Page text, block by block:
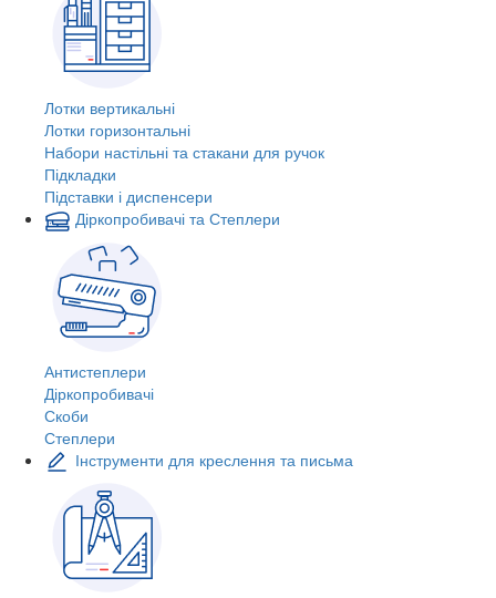
Лотки вертикальні
Лотки горизонтальні
Набори настільні та стакани для ручок
Підкладки
Підставки і диспенсери
Діркопробивачі та Степлери
Антистеплери
Діркопробивачі
Скоби
Степлери
Інструменти для креслення та письма